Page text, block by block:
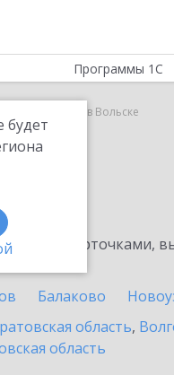
будет
Программы 1С
ИТС ПРОФ в Вольске
карточками,
Балаково
область,
область